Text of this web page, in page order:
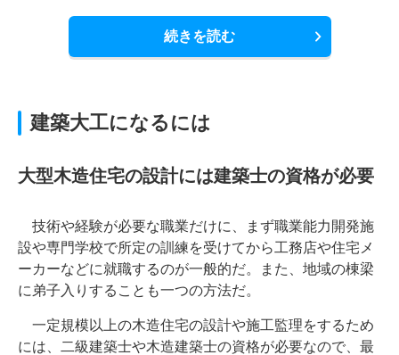
続きを読む
建築大工になるには
大型木造住宅の設計には建築士の資格が必要
技術や経験が必要な職業だけに、まず職業能力開発施
設や専門学校で所定の訓練を受けてから工務店や住宅メ
ーカーなどに就職するのが一般的だ。また、地域の棟梁
に弟子入りすることも一つの方法だ。
一定規模以上の木造住宅の設計や施工監理をするため
には、二級建築士や木造建築士の資格が必要なので、最